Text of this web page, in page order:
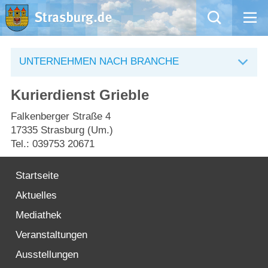
Rathaus
Natur – Kultur – Tourismus
Wirtschaft
Willkommen in Strasburg (Uckermark)
UNTERNEHMEN NACH BRANCHE
Kurierdienst Grieble
Falkenberger Straße 4
17335 Strasburg (Um.)
Tel.: 039753 20671
Startseite
Aktuelles
Mediathek
Veranstaltungen
Ausstellungen